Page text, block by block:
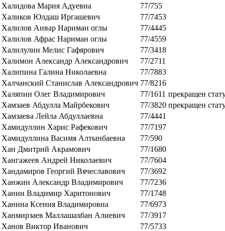
Халидова Мария Адуевна
77/755
Халиков Юлдаш Иргашевич
77/7453
Халилов Анвар Нариман оглы
77/4445
Халилов Афрас Нариман оглы
77/4559
Халилулин Мелис Гафярович
77/3418
Халимон Александр Александрович
77/2711
Халипина Галина Николаевна
77/7883
Халчанский Станислав Александрович 77/8216
Халяпин Олег Владимирович
77/1611 прекращен
Хамзаев Абдулла Майрбекович
77/3820 прекращен
Хамзаева Лейла Абдуллаевна
77/4441
Хамидуллин Харис Рафекович
77/7197
Хамидуллина Васимя Алтынбаевна
77/590
Хан Дмитрий Акрамович
77/1680
Хангажеев Андрей Николаевич
77/7604
Хандамиров Георгий Вячеславович
77/3692
Ханжин Александр Владимирович
77/7236
Ханин Владимир Харитонович
77/1748
Ханина Ксения Владимировна
77/6973
Ханмирзаев Маллашахбан Алиевич
77/3917
Ханов Виктор Иванович
77/5733